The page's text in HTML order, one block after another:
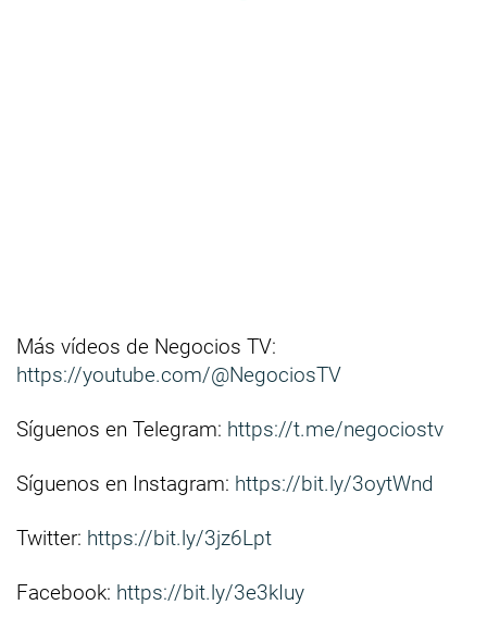
Más vídeos de Negocios TV:
https://youtube.com/@NegociosTV
Síguenos en Telegram: https://t.me/negociostv
Síguenos en Instagram: https://bit.ly/3oytWnd
Twitter: https://bit.ly/3jz6Lpt
Facebook: https://bit.ly/3e3kIuy